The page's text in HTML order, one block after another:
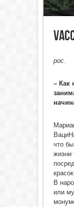
рос.
– Как
что
жизни
В
или